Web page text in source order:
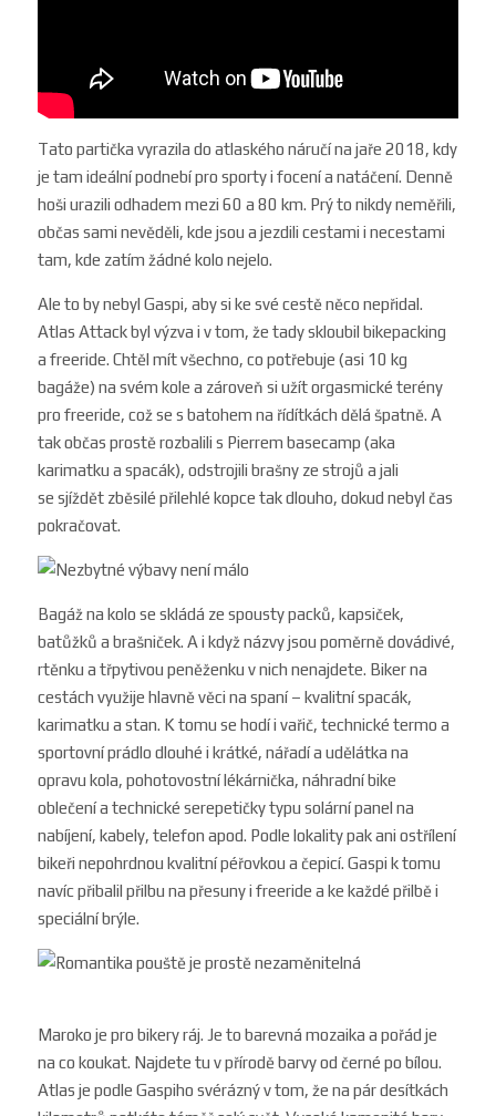
Tato partička vyrazila do atlaskéhonáručí na jaře 2018, kdy
je tam ideální podnebí pro sporty i focení a natáčení. Denně
hoši urazili odhademmezi 60 a 80 km. Prý to nikdy neměřili,
občas sami nevěděli, kde jsou a jezdili cestami i necestami
tam, kde zatím žádné kolo nejelo.
Ale to by nebyl Gaspi, aby si ke své cestě něco nepřidal.
Atlas Attack byl výzva i v tom, že tady skloubil bikepacking
a freeride. Chtěl mít všechno, co potřebuje (asi 10 kg
bagáže) na svém kole a zároveň si užít orgasmické terény
pro freeride, což se s batohem na řídítkách dělá špatně. A
tak občas prostě rozbalili s Pierrem basecamp(aka
karimatku a spacák), odstrojili brašny ze strojů a jali
se sjíždět zběsilé přilehlé kopce tak dlouho, dokud nebyl čas
pokračovat.
Bagáž na kolo se skládá ze spousty packů, kapsiček,
batůžků a brašniček. A i když názvy jsou poměrně dovádivé,
rtěnku a třpytivou peněženku v nich nenajdete. Biker na
cestách využije hlavně věci na spaní – kvalitníspacák,
karimatku a stan. K tomu se hodí i vařič, technické termo a
sportovní prádlo dlouhé i krátké, nářadí a udělátka na
opravu kola, pohotovostní lékárnička, náhradní bike
oblečení a technické serepetičky typu solární panel na
nabíjení, kabely, telefon apod. Podle lokality pak ani ostřílení
bikeři nepohrdnou kvalitní péřovkou a čepicí. Gaspi k tomu
navíc přibalil přilbu na přesuny i freeride a ke každé přilbě i
speciální brýle.
Maroko je pro bikery ráj. Je to barevná mozaika a pořád je
na co koukat. Najdete tu v přírodě barvy od černé po bílou.
Atlas je podle Gaspiho svérázný v tom, že na pár desítkách